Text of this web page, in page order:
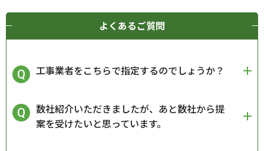
よくあるご質問
工事業者をこちらで指定するのでしょうか？
数社紹介いただきましたが、あと数社から提
案を受けたいと思っています。